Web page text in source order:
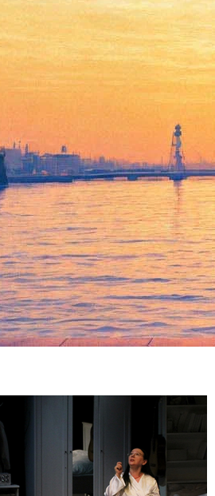
происхождения Камран
доме» пьесу своего
по имени Эльчин.